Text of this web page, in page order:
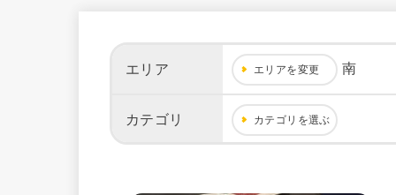
エリア エリアを変更 南
カテゴリ カテゴリを選ぶ